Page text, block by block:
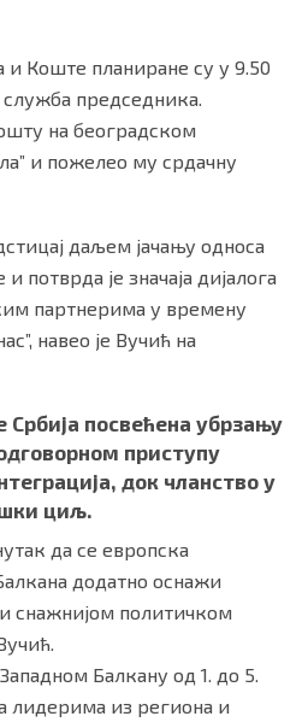
и Коште планиране су у 9.50
председника.
на београдском
и пожелео му срдачну
даљем јачању односа
потврда је значаја дијалога
партнерима у времену
навео је Вучић на
Србија посвећена убрзању
приступу
док чланство у
циљ.
да се европска
додатно оснажи
снажнијом политичком
Балкану од 1. до 5.
лидерима из региона и
redakcija@gradskeinfo.rs
ПРАТИТЕ НАС
коришћења|Политика
НАШУ АПЛИКАЦИЈУ